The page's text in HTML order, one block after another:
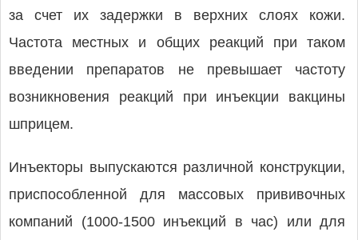
за счет их задержки в верхних слоях кожи.
Частота местных и общих реакций при таком
введении препаратов не превышает частоту
возникновения реакций при инъекции вакцины
шприцем.
Инъекторы выпускаются различной конструкции,
приспособленной для массовых прививочных
компаний (1000-1500 инъекций в час) или для